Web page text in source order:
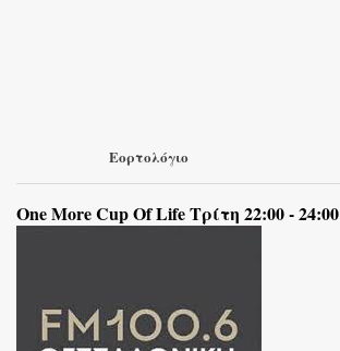
Εορτολόγιο
One More Cup Of Life Τρίτη 22:00 - 24:00